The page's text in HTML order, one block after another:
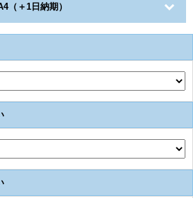
（＋1日納期）